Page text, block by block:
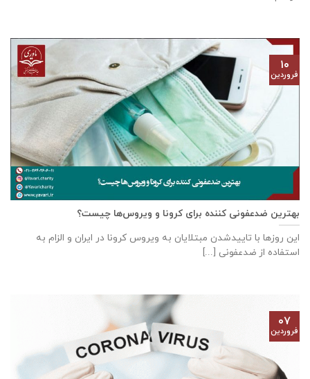
بهترین ضدعفونی کننده برای کرونا و ویروس‌‌ها چیست؟
این روز‌ها با تاییدشدن مبتلایان به ویروس کرونا در ایران و الزام به
استفاده از ضدعفونی [...]
۱۰
فروردین
۰۷
فروردین